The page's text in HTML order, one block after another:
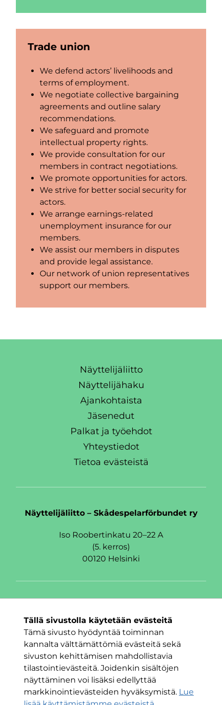
Tällä sivustolla käytetään evästeitä
Tämä sivusto hyödyntää toiminnan
kannalta välttämättömiä evästeitä sekä
sivuston kehittämisen mahdollistavia
tilastointievästeitä. Joidenkin sisältöjen
näyttäminen voi lisäksi edellyttää
markkinointievästeiden hyväksymistä. Lue
Trade union
We defend actors’ livelihoods and
terms of employment.
We negotiate collective bargaining
agreements and outline salary
recommendations.
We safeguard and promote
intellectual property rights.
We provide consultation for our
members in contract negotiations.
We promote opportunities for actors.
We strive for better social security for
actors.
We arrange earnings-related
unemployment insurance for our
members.
We assist our members in disputes
and provide legal assistance.
Our network of union representatives
support our members.
Näyttelijäliitto
Näyttelijähaku
Ajankohtaista
Jäsenedut
Palkat ja työehdot
Yhteystiedot
Tietoa evästeistä
Näyttelijäliitto – Skådespelarförbundet ry
Iso Roobertinkatu 20–22 A
(5. kerros)
00120 Helsinki
Facebook
TwitterInstagram